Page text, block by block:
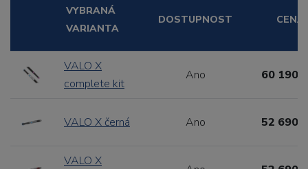
VYBRANÁ
VARIANTA
DOSTUPNOST CENA
VALO X
complete kit
Ano 60
VALO X černá Ano 52
VALO X